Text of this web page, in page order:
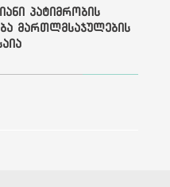
პატიმრობის
მართლმსაჯულების